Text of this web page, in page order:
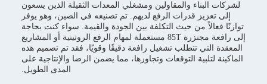
لشركات البناء والمقاولين ومشغلي المعدات الثقيلة الذين يسعون
إلى تعزيز قدرات الرفع لديهم. تم تصنيعه في الصين، وهو يوفر
توازنًا فعالاً من حيث التكلفة بين الجودة والقيمة. سواء كنت بحاجة
إلى رافعة مجنزرة 85T مستعملة لمهام الرفع الروتينية أو المشاريع
المعقدة التي تتطلب تشغيل رافعة دقيقًا وقويًا، فقد تم تصميم هذه
الماكينة لتلبية التوقعات وتجاوزها، مما يضمن الرضا والإنتاجية على
المدى الطويل.